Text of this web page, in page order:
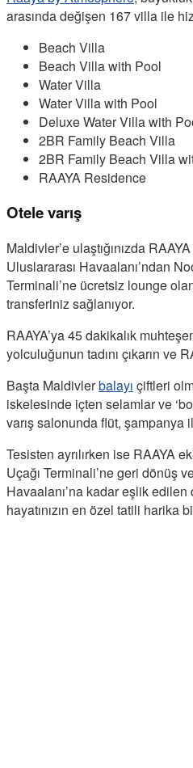
arasında değişen 167 villa ile
Beach Villa
Beach Villa with Pool
Water Villa
Water Villa with Pool
Deluxe Water Villa with
2BR Family Beach Villa
2BR Family Beach Villa
RAAYA Residence
Otele varış
Maldivler’e ulaştığınızda
Uluslararası Havaalanı’ndan
Terminali’ne ücretsiz lounge
transferiniz sağlanıyor.
RAAYA’ya 45 dakikalık
yolculuğunun tadını çıkarın ve
Başta Maldivlerbalayı çiftleri
iskelesinde içten selamlar ve
varış salonunda flüt, şampanya
Tesisten ayrılırken ise RAAYA
Uçağı Terminali’ne geri dönüş
Havaalanı’na kadar eşlik
hayatınızın en özel tatili harika